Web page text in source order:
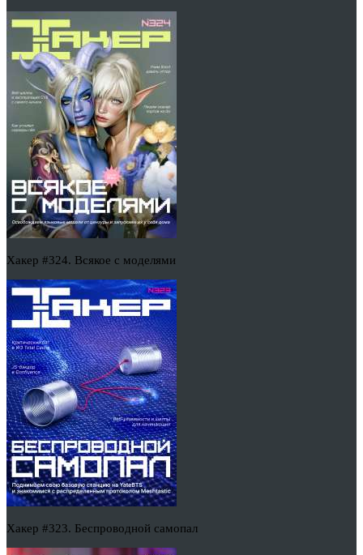
Хакер #324. Всякое с моделями
Хакер #323. Беспроводной самопал